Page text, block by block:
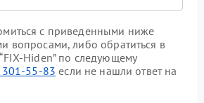
с приведенными ниже
вопросами, либо обратиться в
Hiden” по следующему
301-55-83 если не нашли ответ на